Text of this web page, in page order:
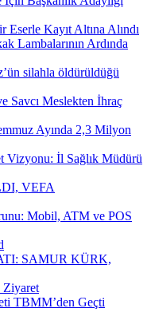
Eserle Kayıt Altına Alındı
Lambalarının Ardında
silahla öldürüldüğü
Savcı Meslekten İhraç
Ayında 2,3 Milyon
Vizyonu: İl Sağlık Müdürü
VEFA
Mobil, ATM ve POS
SAMUR KÜRK,
Ziyaret
TBMM’den Geçti